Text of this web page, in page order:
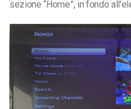
sezione “Home”, in fondo